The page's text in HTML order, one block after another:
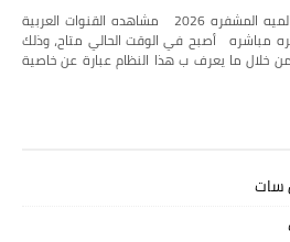
شاهد جميع القنوات العربيه والعالميه المشفره 2026 مشاهده القنوات العربية
مباشره أصبح في الوقت الحالي متاح، وذلك
خلال ما يعرف ب هذا النظام عبارة عن خاصية
سات